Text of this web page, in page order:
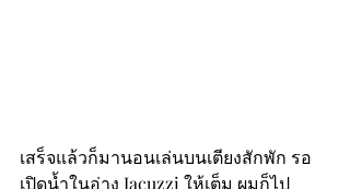
เสร็จแล้วก็มานอนเล่นบนเตียงสักพัก รอ
เปิดน้ำในอ่าง Jacuzzi ให้เต็ม ผมก็ไป